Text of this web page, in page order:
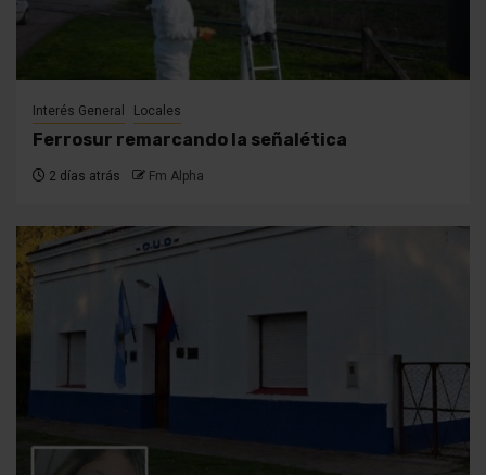
Interés General Locales
Ferrosur remarcando la señalética
2 días atrás Fm Alpha